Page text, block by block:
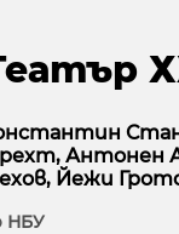
Антонен
Йежи
НБУ